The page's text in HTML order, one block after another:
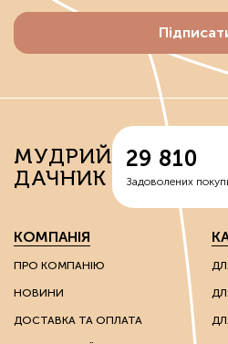
МУДРИЙ
ДАЧНИК
29 810
Задоволених
КОМПАНІЯ
ПРО КОМПАНІЮ
НОВИНИ
ДОСТАВКА ТА ОПЛАТА